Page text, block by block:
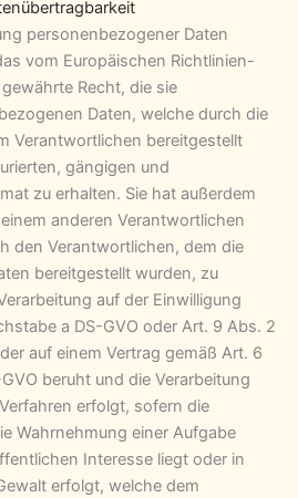
personenbezogener Daten
vom Europäischen Richtlinien-
Recht, die sie
Daten, welche durch die
Verantwortlichen bereitgestellt
gängigen und
zu erhalten. Sie hat außerdem
anderen Verantwortlichen
den Verantwortlichen, dem die
bereitgestellt wurden, zu
auf der Einwilligung
a DS-GVO oder Art. 9 Abs. 2
auf einem Vertrag gemäß Art. 6
beruht und die Verarbeitung
erfolgt, sofern die
Wahrnehmung einer Aufgabe
Interesse liegt oder in
erfolgt, welche dem